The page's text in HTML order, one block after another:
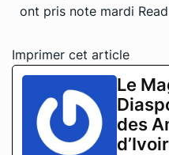
ont pris note mardi
Imprimer cet article
Le
des